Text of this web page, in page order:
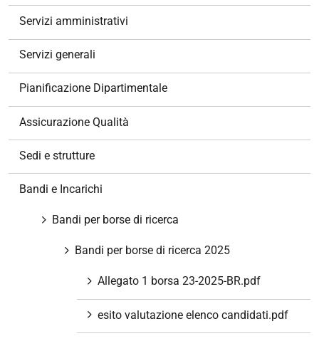
Servizi amministrativi
Servizi generali
Pianificazione Dipartimentale
Assicurazione Qualità
Sedi e strutture
Bandi e Incarichi
Bandi per borse di ricerca
Bandi per borse di ricerca 2025
Allegato 1 borsa 23-2025-BR.pdf
esito valutazione elenco candidati.pdf